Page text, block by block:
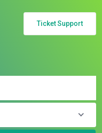
Ticket Support